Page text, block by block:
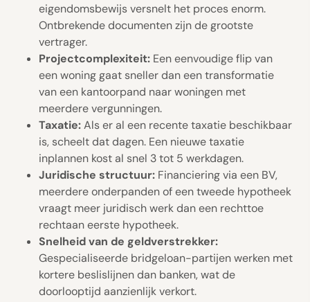
eigendomsbewijs versnelt het proces enorm.
Ontbrekende documenten zijn de grootste
vertrager.
Projectcomplexiteit: Een eenvoudige flip van
een woning gaat sneller dan een transformatie
van een kantoorpand naar woningen met
meerdere vergunningen.
Taxatie:Als er al een recente taxatie beschikbaar
is, scheelt dat dagen. Een nieuwe taxatie
inplannen kost al snel 3 tot 5 werkdagen.
Juridische structuur: Financiering via een BV,
meerdere onderpanden of een tweede hypotheek
vraagt meer juridisch werk dan een rechttoe
rechtaan eerste hypotheek.
Snelheid van de geldverstrekker:
Gespecialiseerde bridgeloan-partijen werken met
kortere beslislijnen dan banken, wat de
doorlooptijd aanzienlijk verkort.